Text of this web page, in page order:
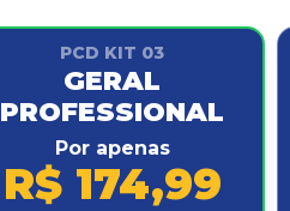
PCD KIT 03
GERAL
PROFESSIONAL
Por apenas
R$ 174,99